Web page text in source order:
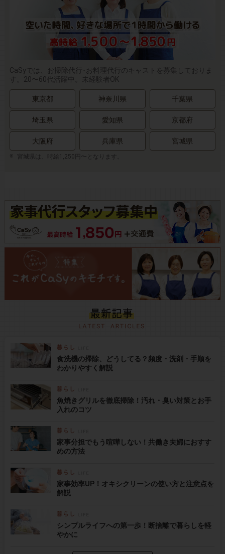
CaSyでは、お掃除代行･お料理代行のキャストを募集しておりま
す。20〜60代活躍中。未経験者OK
東京都 神奈川県 千葉県
埼玉県 愛知県 京都府
大阪府 兵庫県 宮城県
宮城県は、時給1,250円〜となります。
食洗機の掃除、どうしてる？頻度・洗剤・手順を
わかりやすく解説
魚焼きグリルを徹底掃除！汚れ・臭い対策とお手
入れのコツ
家事分担でもう喧嘩しない！共働き夫婦におすす
めの方法
家事効率UP！オキシクリーンの使い方と注意点を
解説
シンプルライフへの第一歩！断捨離で暮らしを軽
やかに